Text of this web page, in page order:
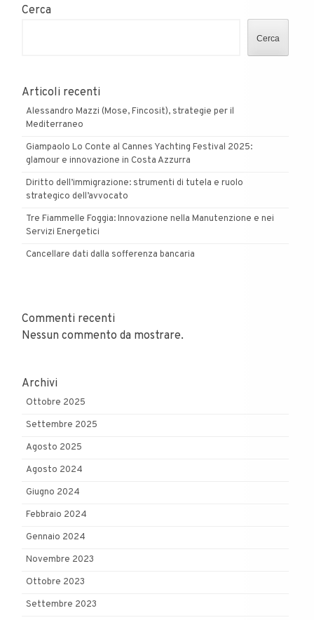
Cerca
Cerca
Articoli recenti
Alessandro Mazzi (Mose, Fincosit), strategie per il
Mediterraneo
Giampaolo Lo Conte al Cannes Yachting Festival 2025:
glamour e innovazione in Costa Azzurra
Diritto dell’immigrazione: strumenti di tutela e ruolo
strategico dell’avvocato
Tre Fiammelle Foggia: Innovazione nella Manutenzione e nei
Servizi Energetici
Cancellare dati dalla sofferenza bancaria
Commenti recenti
Nessun commento da mostrare.
Archivi
Ottobre 2025
Settembre 2025
Agosto 2025
Agosto 2024
Giugno 2024
Febbraio 2024
Gennaio 2024
Novembre 2023
Ottobre 2023
Settembre 2023